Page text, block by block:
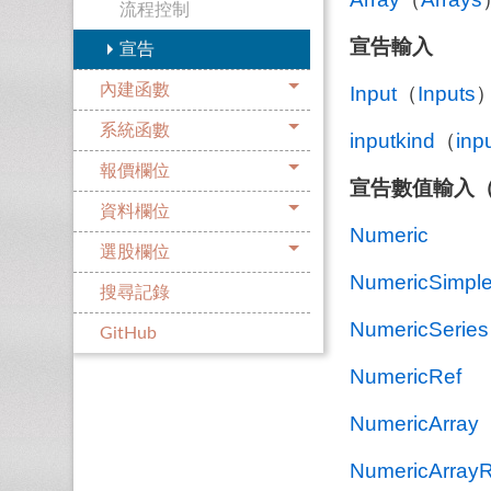
流程控制
宣告
內建函數
系統函數
報價欄位
資料欄位
選股欄位
搜尋記錄
GitHub
宣告輸入
Input （Inputs）
inputkind （
宣告數值輸入
Numeric
NumericSimple
NumericSeries
NumericRef
NumericArray